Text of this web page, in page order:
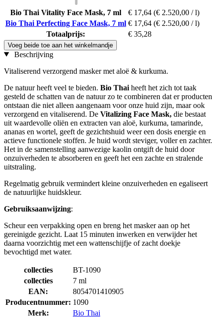
Bio Thai Vitality Face Mask, 7 ml € 17,64 (€ 2.520,00 / l)
Bio Thai Perfecting Face Mask, 7 ml € 17,64 (€ 2.520,00 / l)
Totaalprijs:
€ 35,28
Voeg beide toe aan het winkelmandje
Beschrijving
Vitaliserend verzorgend masker met aloë & kurkuma.
De natuur heeft veel te bieden. Bio Thai heeft het zich tot taak
gesteld de schatten van de natuur zo te combineren dat er producten
ontstaan die niet alleen aangenaam voor onze huid zijn, maar ook
verzorgend en vitaliserend. De Vitalizing Face Mask, die bestaat
uit waardevolle oliën en extracten van aloë, kurkuma, tamarinde,
ananas en wortel, geeft de gezichtshuid weer een dosis energie en
actieve functionele stoffen. Je huid wordt steviger, voller en zachter.
Het in de samenstelling aanwezige kaolin ontgift de huid door
onzuiverheden te absorberen en geeft het een zachte en stralende
uitstraling.
Regelmatig gebruik vermindert kleine onzuiverheden en egaliseert
de natuurlijke huidskleur.
Gebruiksaanwijzing:
Scheur een verpakking open en breng het masker aan op het
gereinigde gezicht. Laat 15 minuten inwerken en verwijder het
daarna voorzichtig met een wattenschijfje of zacht doekje
bevochtigd met water.
collecties
BT-1090
collecties
7 ml
EAN:
8054701410905
Producentnummer: 1090
Merk:
Bio Thai